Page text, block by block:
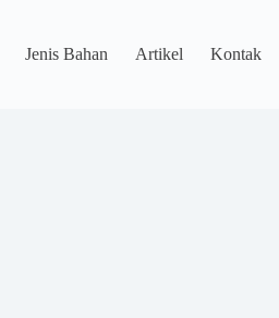
Jenis Bahan Artikel Kontak